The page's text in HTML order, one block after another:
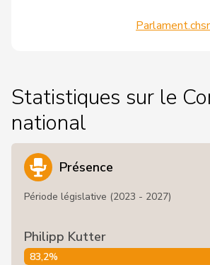
Parlament.ch
Statistiques sur le
national
Présence
Période législative (2023 - 2027)
Philipp Kutter
83,2%